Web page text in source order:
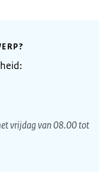
vrijdag van 08.00 tot